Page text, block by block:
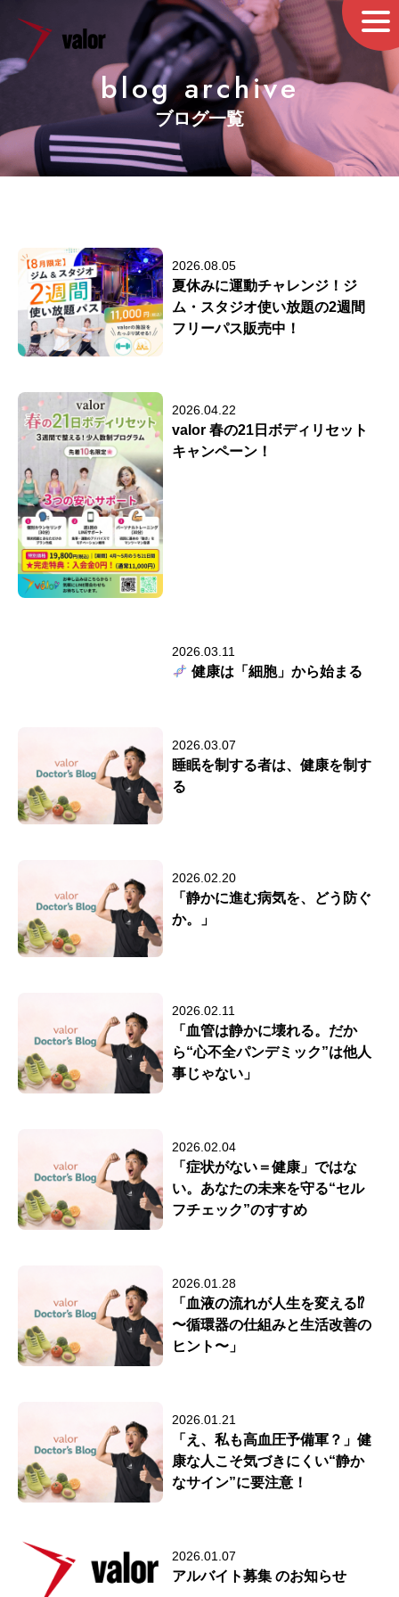
blog archive
ブログ一覧
2026.08.05
夏休みに運動チャレンジ！ジ
ム・スタジオ使い放題の2週間
フリーパス販売中！
2026.04.22
valor 春の21日ボディリセット
キャンペーン！
2026.03.11
健康は「細胞」から始まる
2026.03.07
睡眠を制する者は、健康を制す
る
2026.02.20
「静かに進む病気を、どう防ぐ
か。」
2026.02.11
「血管は静かに壊れる。だか
ら“心不全パンデミック”は他人
事じゃない」
2026.02.04
「症状がない＝健康」ではな
い。あなたの未来を守る“セル
フチェック”のすすめ
2026.01.28
「血液の流れが人生を変える⁉
〜循環器の仕組みと生活改善の
ヒント〜」
2026.01.21
「え、私も高血圧予備軍？」健
康な人こそ気づきにくい“静か
なサイン”に要注意！
2026.01.07
アルバイト募集 のお知らせ